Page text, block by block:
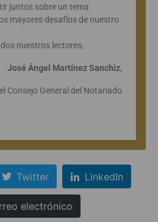
juntos sobre un tema
mayores desafíos de nuestro
nuestros lectores,
José Ángel Martínez Sanchiz,
Consejo General del Notariado
Twitter LinkedIn
electrónico